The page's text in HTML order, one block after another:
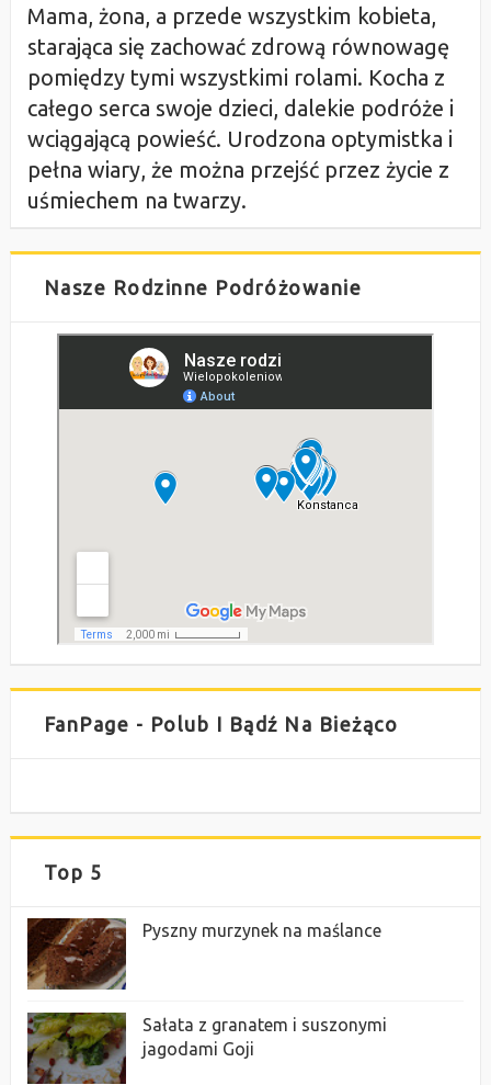
Mama, żona, a przede wszystkim kobieta,
starająca się zachować zdrową równowagę
pomiędzy tymi wszystkimi rolami. Kocha z
całego serca swoje dzieci, dalekie podróże i
wciągającą powieść. Urodzona optymistka i
pełna wiary, że można przejść przez życie z
uśmiechem na twarzy.
Nasze Rodzinne Podróżowanie
FanPage - Polub I Bądź Na Bieżąco
Top 5
Pyszny murzynek na maślance
Sałata z granatem i suszonymi
jagodami Goji